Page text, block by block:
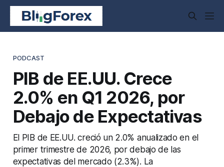
PODCAST
PIB de EE.UU. Crece
2.0% en Q1 2026, por
Debajo de Expectativas
El PIB de EE.UU. creció un 2.0% anualizado en el
primer trimestre de 2026, por debajo de las
expectativas del mercado (2.3%). La